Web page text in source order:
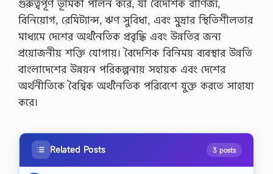
গুরুত্বপূর্ণ ভূমিকা পালন করে, যা বৈদেশিক বাণিজ্য,
বিনিয়োগ, রেমিট্যান্স, ঋণ সুবিধা, এবং মুদ্রার স্থিতিশীলতার
মাধ্যমে দেশের অর্থনৈতিক প্রবৃদ্ধি এবং উন্নতির জন্য
প্রয়োজনীয় শক্তি যোগায়। বৈদেশিক বিনিময় ব্যবস্থার উন্নতি
বাংলাদেশের উন্নয়ন পরিকল্পনায় সহায়ক এবং দেশের
অর্থনীতিকে বৈশ্বিক অর্থনৈতিক পরিবেশে যুক্ত করতে সাহায্য
করে।
Related Posts 3 posts